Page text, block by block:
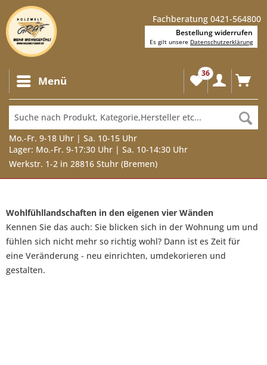
Fachberatung 0421-564800
Menü
36
Mo.-Fr. 9-18 Uhr | Sa. 10-15 Uhr
Lager: Mo.-Fr. 9-17:30 Uhr | Sa. 10-14:30 Uhr
Werkstr. 1-2 in 28816 Stuhr (Bremen)
Wohlfühllandschaften in den eigenen vier Wänden
Kennen Sie das auch: Sie blicken sich in der Wohnung um und
fühlen sich nicht mehr so richtig wohl? Dann ist es Zeit für
eine Veränderung - neu einrichten, umdekorieren und
gestalten.
Bestellung widerrufen
Es gilt unsere Datenschutzerklärung